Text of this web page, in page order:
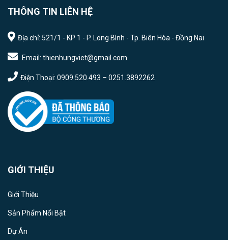
THÔNG TIN LIÊN HỆ
Địa chỉ: 521/1 - KP 1 - P. Long Bình - Tp. Biên Hòa - Đồng Nai
Email: thienhungviet@gmail.com
Điện Thoại: 0909.520.493 – 0251.3892262
GIỚI THIỆU
Giới Thiệu
Sản Phẩm Nổi Bật
Dự Án